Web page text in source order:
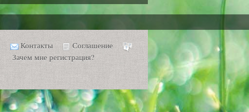
Контакты
Соглашение
Зачем мне регистрация?